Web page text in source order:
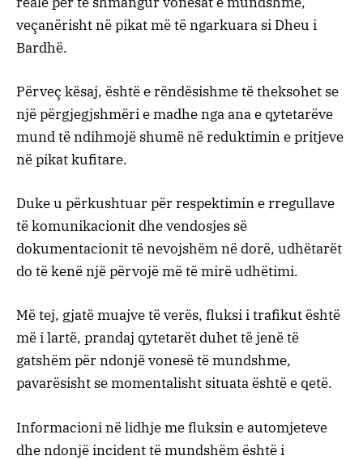
veçanërisht në pikat më të ngarkuara si Dheu i
Bardhë.
Përveç kësaj, është e rëndësishme të theksohet se
një përgjegjshmëri e madhe nga ana e qytetarëve
mund të ndihmojë shumë në reduktimin e pritjeve
në pikat kufitare.
Duke u përkushtuar për respektimin e rregullave
të komunikacionit dhe vendosjes së
dokumentacionit të nevojshëm në dorë, udhëtarët
do të kenë një përvojë më të mirë udhëtimi.
Më tej, gjatë muajve të verës, fluksi i trafikut është
më i lartë, prandaj qytetarët duhet të jenë të
gatshëm për ndonjë vonesë të mundshme,
pavarësisht se momentalisht situata është e qetë.
Informacioni në lidhje me fluksin e automjeteve
dhe ndonjë incident të mundshëm është i